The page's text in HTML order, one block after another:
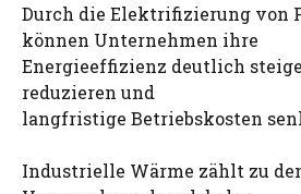
Durch die Elektrifizierung von
können Unternehmen ihre
Energieeffizienz deutlich
reduzieren und
langfristige Betriebskosten
Industrielle Wärme zählt zu